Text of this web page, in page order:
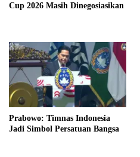
Cup 2026 Masih Dinegosiasikan
Prabowo: Timnas Indonesia
Jadi Simbol Persatuan Bangsa